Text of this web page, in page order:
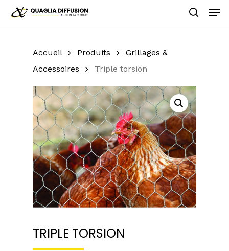
Skip
Accueil Produits
Grillages &
Accessoires
Triple torsion
TRIPLE TORSION